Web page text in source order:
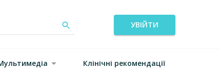
УВІЙТИ
Клінічні рекомендації